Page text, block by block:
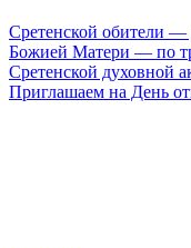
Сретенской обители
Божией Матери — по
Сретенской духовной
Приглашаем на День